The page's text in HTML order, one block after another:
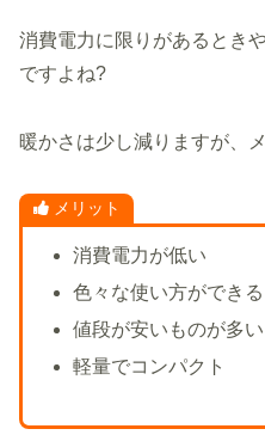
消費電力に限りがあるとき
ですよね?
暖かさは少し減りますが、
メリット
消費電力が低い
色々な使い方ができる
値段が安いものが多い
軽量でコンパクト